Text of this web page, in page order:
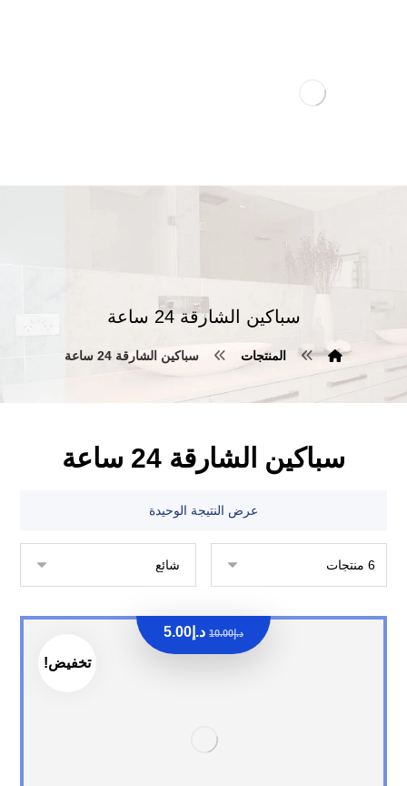
سباكين الشارقة 24 ساعة
المنتجات سباكين الشارقة 24 ساعة
سباكين الشارقة 24 ساعة
عرض النتيجة الوحيدة
تخفيض!
د.إ10.00 د.إ 5.00